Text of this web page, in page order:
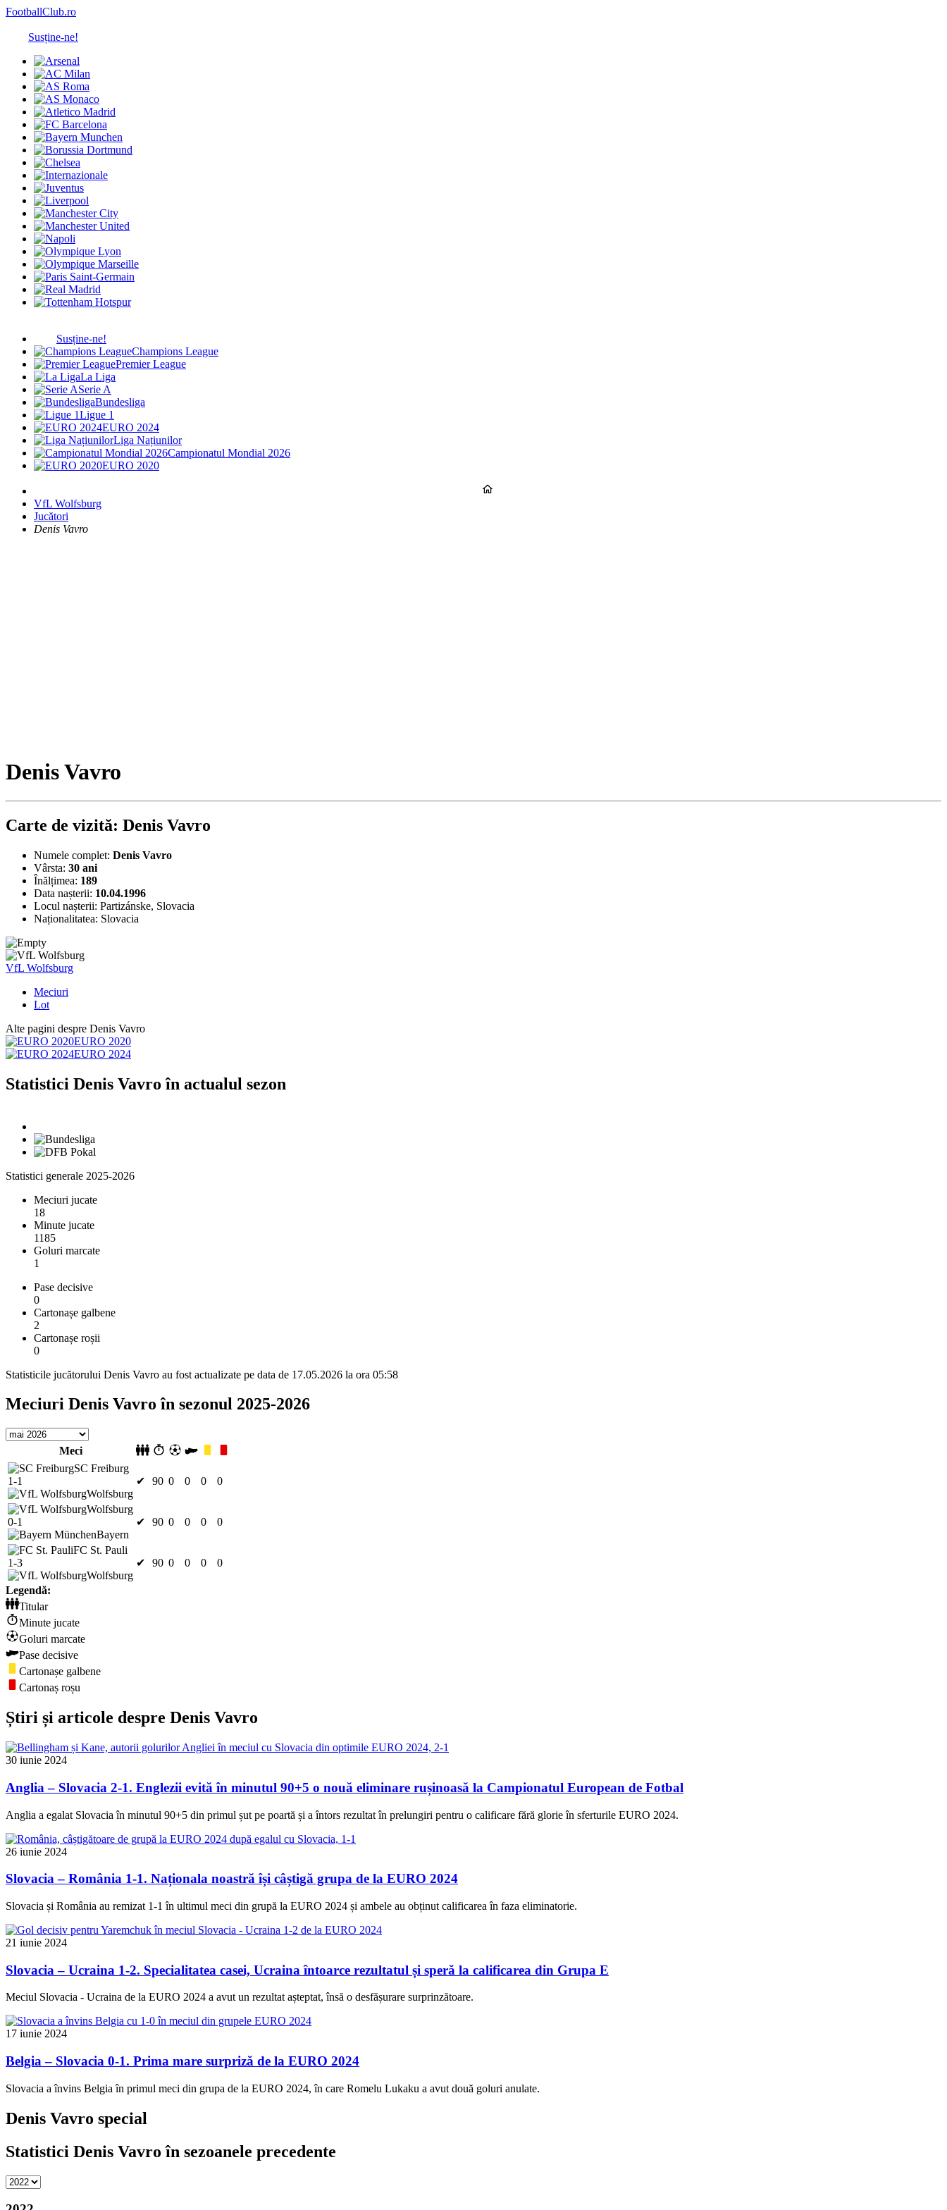
FootballClub.ro
Susține-ne!
Susține-ne!
Champions League
Premier League
La Liga
Serie A
Bundesliga
Ligue 1
EURO 2024
Liga Națiunilor
Campionatul Mondial 2026
EURO 2020
VfL Wolfsburg
Jucători
Denis Vavro
Denis Vavro
Carte de vizită: Denis Vavro
Numele complet: Denis Vavro
Vârsta: 30 ani
Înălțimea: 189
Data nașterii: 10.04.1996
Locul nașterii: Partizánske, Slovacia
Naționalitatea: Slovacia
VfL Wolfsburg
Meciuri
Lot
Alte pagini despre Denis Vavro
EURO 2020
EURO 2024
Statistici Denis Vavro în actualul sezon
Statistici generale 2025-2026
Meciuri jucate
18
Minute jucate
1185
Goluri marcate
1
Pase decisive
0
Cartonașe galbene
2
Cartonașe roșii
0
Statisticile jucătorului Denis Vavro au fost actualizate pe data de 17.05.2026 la ora 05:58
Meciuri Denis Vavro în sezonul 2025-2026
Meci
SC Freiburg
1-1
Wolfsburg
✔ 90 0 0 0 0
Wolfsburg
0-1
Bayern
✔ 90 0 0 0 0
FC St. Pauli
1-3
Wolfsburg
✔ 90 0 0 0 0
Legendă:
Titular
Minute jucate
Goluri marcate
Pase decisive
Cartonașe galbene
Cartonaș roșu
Știri și articole despre Denis Vavro
30 iunie 2024
Anglia – Slovacia 2-1. Englezii evită în minutul 90+5 o nouă eliminare rușinoasă la Campionatul European de Fotbal
Anglia a egalat Slovacia în minutul 90+5 din primul șut pe poartă și a întors rezultat în prelungiri pentru o calificare fără glorie în sferturile EURO 2024.
26 iunie 2024
Slovacia – România 1-1. Naționala noastră își câștigă grupa de la EURO 2024
Slovacia și România au remizat 1-1 în ultimul meci din grupă la EURO 2024 și ambele au obținut calificarea în faza eliminatorie.
21 iunie 2024
Slovacia – Ucraina 1-2. Specialitatea casei, Ucraina întoarce rezultatul și speră la calificarea din Grupa E
Meciul Slovacia - Ucraina de la EURO 2024 a avut un rezultat așteptat, însă o desfășurare surprinzătoare.
17 iunie 2024
Belgia – Slovacia 0-1. Prima mare surpriză de la EURO 2024
Slovacia a învins Belgia în primul meci din grupa de la EURO 2024, în care Romelu Lukaku a avut două goluri anulate.
Denis Vavro special
Statistici Denis Vavro în sezoanele precedente